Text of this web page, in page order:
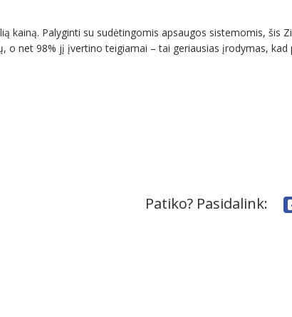
Palyginti su sudėtingomis apsaugos sistemomis, šis
net 98% jį įvertino teigiamai – tai geriausias įrodymas, kad
Patiko? Pasidalink: